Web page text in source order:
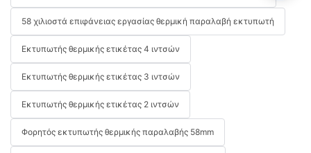
58 χιλιοστά επιφάνειας εργασίας θερμική παραλαβή εκτυπωτή
Εκτυπωτής θερμικής ετικέτας 4 ιντσών
Εκτυπωτής θερμικής ετικέτας 3 ιντσών
Εκτυπωτής θερμικής ετικέτας 2 ιντσών
Φορητός εκτυπωτής θερμικής παραλαβής 58mm